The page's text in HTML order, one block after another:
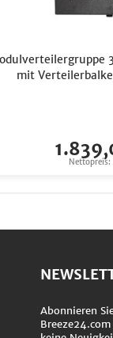
mit
Nettopreis:
Abonnieren